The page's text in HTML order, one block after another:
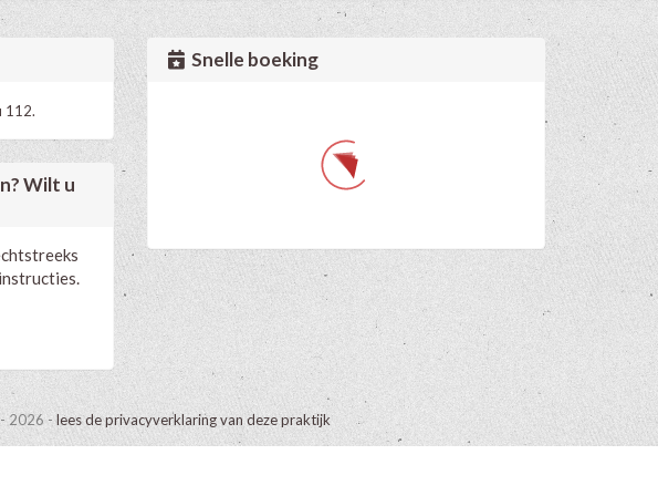
112.
Wilt u
Snelle boeking
- 2026 -lees de privacyverklaring van deze praktijk